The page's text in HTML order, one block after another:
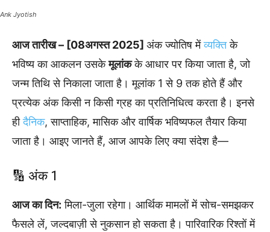
Ank Jyotish
आज तारीख – [08अगस्त 2025] अंक ज्योतिष मेंव्यक्तिके
भविष्य का आकलन उसकेमूलांकके आधार पर किया जाता है, जो
जन्म तिथि से निकाला जाता है। मूलांक 1 से 9 तक होते हैं और
प्रत्येक अंक किसी न किसी ग्रह का प्रतिनिधित्व करता है। इनसे
हीदैनिक, साप्ताहिक, मासिक और वार्षिक भविष्यफल तैयार किया
जाता है। आइए जानते हैं, आज आपके लिए क्या संदेश है—
🔢 अंक 1
आज का दिन: मिला-जुला रहेगा। आर्थिक मामलों में सोच-समझकर
फैसले लें, जल्दबाज़ी से नुकसान हो सकता है। पारिवारिक रिश्तों में